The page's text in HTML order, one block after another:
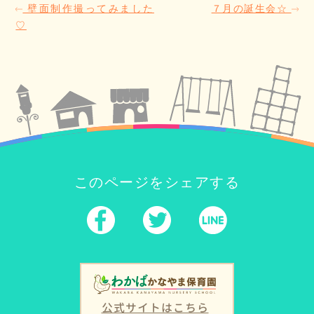
壁面制作撮ってみました
♡
７月の誕生会☆
このページをシェアする
公式サイトはこちら